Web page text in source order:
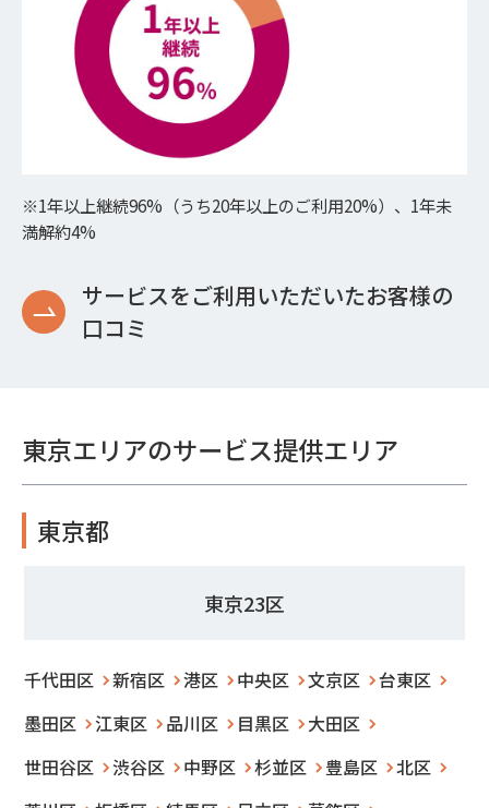
※1年以上継続96%（うち20年以上のご利用20%）、1年未
満解約4%
サービスをご利用いただいたお客様の
口コミ
東京エリアのサービス提供エリア
東京都
東京23区
千代田区 新宿区 港区 中央区 文京区
台東区
墨田区
江東区 品川区 目黒区
大田区
世田谷区
渋谷区 中野区 杉並区 豊島区
北区